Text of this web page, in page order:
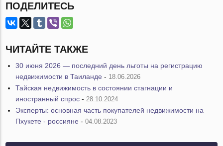
ПОДЕЛИТЕСЬ
ЧИТАЙТЕ ТАКЖЕ
30 июня 2026 — последний день льготы на регистрацию
недвижимости в Таиланде - 18.06.2026
Тайская недвижимость в состоянии стагнации и
иностранный спрос - 28.10.2024
Эксперты: основная часть покупателей недвижимости на
Пхукете - россияне -04.08.2023